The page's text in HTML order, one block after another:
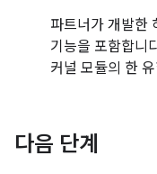
파트너가 개발한
기능을 포함합니
커널 모듈의 한
다음 단계